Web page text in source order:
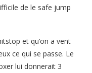
de le safe jump
et qu’on a vent
ce qui se passe. Le
lui donnerait 3